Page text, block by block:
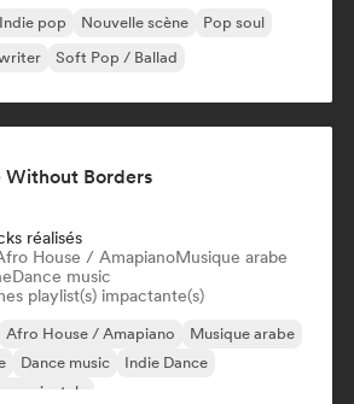
Indie pop Nouvelle scène
Pop soul
Soft Pop / Ballad
Without Borders
réalisés
House / AmapianoMusique arabe
Dance music
playlist(s) impactante(s)
Afro House / Amapiano
Musique arabe
Dance music
Indie Dance
orientale